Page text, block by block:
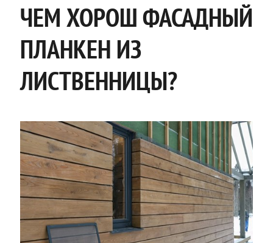
ЧЕМ ХОРОШ ФАСАДНЫЙ
ПЛАНКЕН ИЗ
ЛИСТВЕННИЦЫ?